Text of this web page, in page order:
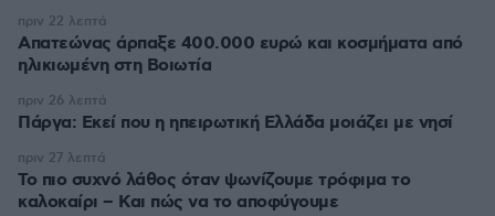
Απατεώνας άρπαξε 400.000 ευρώ και κοσμήματα από
ηλικιωμένη στη Βοιωτία
πριν 22 λεπτά
Πάργα: Εκεί που η ηπειρωτική Ελλάδα μοιάζει με νησί
πριν 26 λεπτά
Το πιο συχνό λάθος όταν ψωνίζουμε τρόφιμα το
καλοκαίρι – Και πώς να το αποφύγουμε
πριν 27 λεπτά